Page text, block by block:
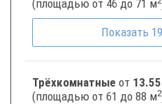
(площадью от 46 до 71 м
Показать
Трёхкомнатные от 13.55
(площадью от 61 до 88 м2